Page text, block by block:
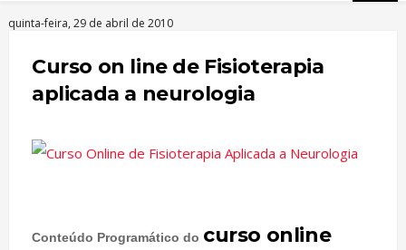
onal
quinta-feira, 29 de abril de 2010
Curso on line de Fisioterapia
aplicada a neurologia
Conteúdo Programático do curso online